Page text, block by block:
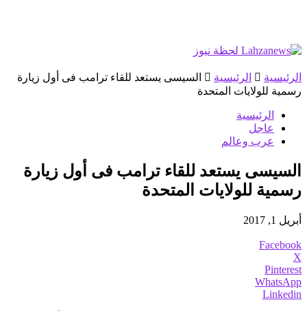
الرئيسية الرئيسية
السيسى يستعد للقاء ترامب فى أول زيارة
رسمية للولايات المتحدة
الرئيسية
عاجل
عرب وعالم
السيسى يستعد للقاء ترامب فى أول زيارة
رسمية للولايات المتحدة
أبريل 1, 2017
Facebook
X
Pinterest
WhatsApp
Linkedin